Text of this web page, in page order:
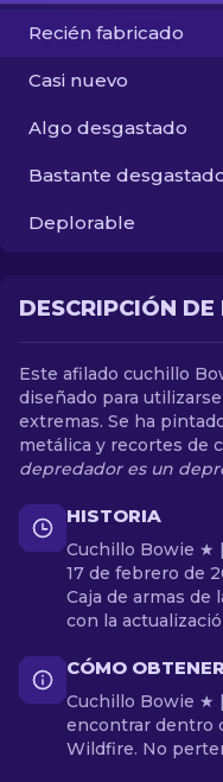
Otro
Recién fabricado
Casi nuevo
Algo desgastado
Bastante
Deplorable
DESCRIPCIÓN DE
Este afilado cuchillo
diseñado para
extremas. Se ha
metálica y recortes de
depredador es un
HISTORIA
Cuchillo Bowie ★
17 de febrero de
Caja de armas de
con la
CÓMO
Cuchillo Bowie ★
encontrar dentro
Wildfire. No